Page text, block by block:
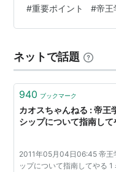
に負けます -
ひ…
#重要ポイント #帝王
ネットで話題
940 ブックマーク
カオスちゃんねる : 帝王
シップについて指南して
2011年05月04日06:45 帝王
ップについて指南してやる 1